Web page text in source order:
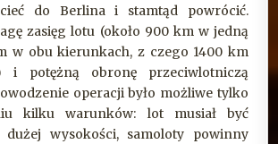
do Berlina i stamtąd powrócić.
zasięg lotu (około 900 km w jedną
w obu kierunkach, z czego 1400 km
i potężną obronę przeciwlotniczą
operacji było możliwe tylko
kilku warunków: lot musiał być
wysokości, samoloty powinny